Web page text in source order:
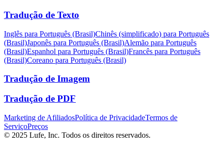
Tradução de Texto
Inglês para Português (Brasil)Chinês (simplificado) para Português
(Brasil)Japonês para Português (Brasil)Alemão para Português
(Brasil)Espanhol para Português (Brasil)Francês para Português
(Brasil)Coreano para Português (Brasil)
Tradução de Imagem
Tradução de PDF
Marketing de AfiliadosPolítica de PrivacidadeTermos de
ServiçoPreços
© 2025 Lufe, Inc. Todos os direitos reservados.